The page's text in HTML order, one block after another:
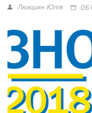
Люкшин Юлія